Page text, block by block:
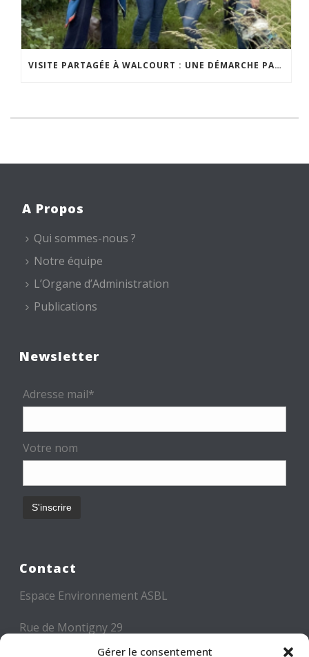
Gérer le consentement
VISITE PARTAGÉE À WALCOURT : UNE DÉMARCHE PARTICIPATIVE ANIMÉE PAR ESPACE ENVIRONNEMENT
A Propos
Qui sommes-nous ?
Notre équipe
L’Organe d’Administration
Publications
Newsletter
Adresse mail*
Votre nom
Contact
Espace Environnement ASBL
Rue de Montigny 29
6000 CHARLEROI